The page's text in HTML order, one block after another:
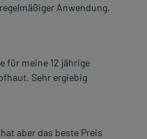
Anwendung.
für meine 12 jährige
Sehr ergiebig
aber das beste Preis